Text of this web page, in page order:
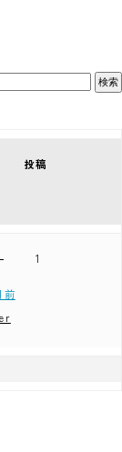
投稿
1
前